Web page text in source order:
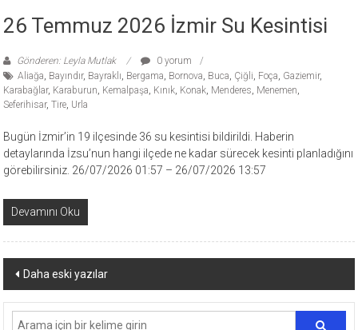
26 Temmuz 2026 İzmir Su Kesintisi
Gönderen: Leyla Mutlak
0 yorum
Aliağa, Bayındır, Bayraklı, Bergama, Bornova, Buca, Çiğli, Foça, Gaziemir,
Karabağlar, Karaburun, Kemalpaşa, Kınık, Konak, Menderes, Menemen,
Seferihisar,Tire, Urla
Bugün İzmir’in 19 ilçesinde 36 su kesintisi bildirildi. Haberin
detaylarında İzsu’nun hangi ilçede ne kadar sürecek kesinti planladığını
görebilirsiniz. 26/07/2026 01:57 – 26/07/2026 13:57
Devamını Oku
Yazı
dolaşımı
Daha eski yazılar